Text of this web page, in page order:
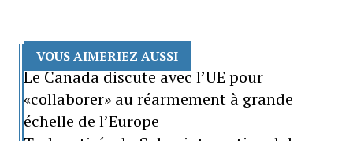
VOUS AIMERIEZ AUSSI
Le Canada discute avec l’UE pour
«collaborer» au réarmement à grande
échelle de l’Europe